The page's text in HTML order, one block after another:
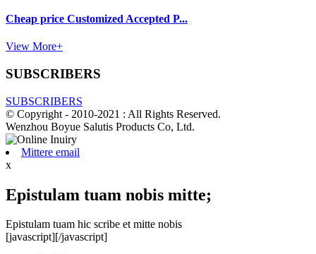
Cheap price Customized Accepted P...
View More+
SUBSCRIBERS
SUBSCRIBERS
© Copyright - 2010-2021 : All Rights Reserved.
Wenzhou Boyue Salutis Products Co, Ltd.
Mittere email
x
Epistulam tuam nobis mitte;
Epistulam tuam hic scribe et mitte nobis
[javascript][/javascript]